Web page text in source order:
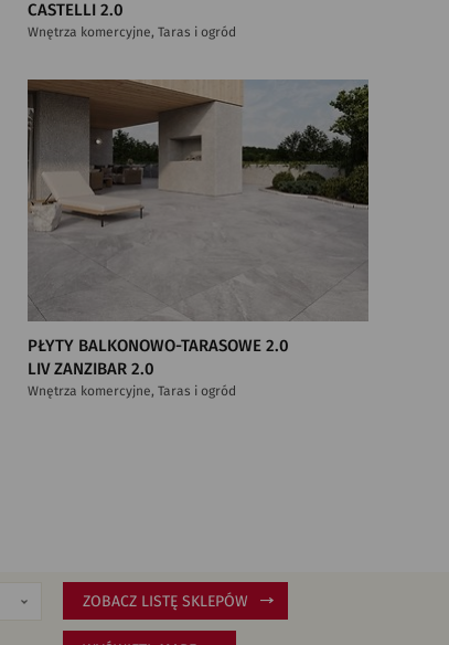
CASTELLI 2.0
Wnętrza komercyjne, Taras i ogród
PŁYTY BALKONOWO-TARASOWE 2.0
LIV ZANZIBAR 2.0
Wnętrza komercyjne, Taras i ogród
ZOBACZ LISTĘ SKLEPÓW